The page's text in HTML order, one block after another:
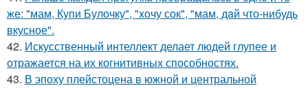
же: "мам, Купи Булочку", "xочу сок", "мам, дaй что-нибудь
вкусное".
42. Искусственный интеллект делает людей глупее и
отражается на их когнитивных способностях.
43. В эпоху плейстоцена в южной и центральной